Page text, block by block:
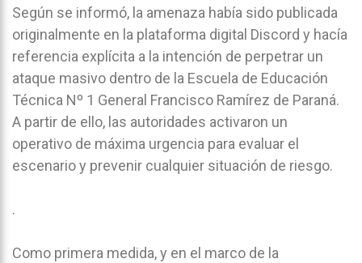
Según se informó, la amenaza había sido publicada
originalmente en la plataforma digital Discord y hacía
referencia explícita a la intención de perpetrar un
ataque masivo dentro de la Escuela de Educación
Técnica Nº 1 General Francisco Ramírez de Paraná.
A partir de ello, las autoridades activaron un
operativo de máxima urgencia para evaluar el
escenario y prevenir cualquier situación de riesgo.
.
Como primera medida, y en el marco de la